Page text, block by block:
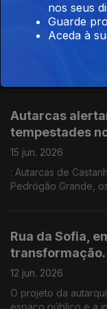
16 jun. 2026
Autarcas
tempestades
15 jun. 2026
: Autarcas de
Pedrógão Grande,
Rua da Sofia,
transformação.
12 jun. 2026
O projeto da
espaço público e a
nos seus
Guarde
Aceda à